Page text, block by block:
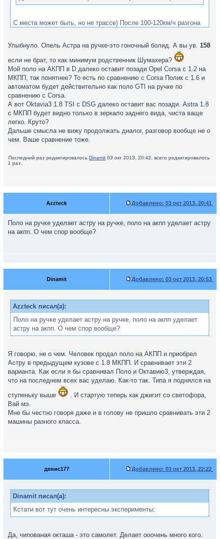
С места может быть, но не трассе) После 100-120км/ч разгона
Только поло с автоматом будет видно только в зеркало заднего
вида.
Улыбнуло. Опель Астра на ручке-это гоночный болид. А вы ув. 158
если не брат, то как минимум родственник Шумахера?
Мой поло на АКПП в D далеко оставит позади Opel Сorsa с 1.2 на
МКПП, так понятнее? То есть по сравнению с Сorsa Полик с 1.6 и
автоматом будет действительно как поло GTI на ручке по
сравнению с Сorsa.
А вот Oktavia3 1.8 TSI с DSG далеко оставит вас позади. Astra 1.8
с МКПП будет видно только в зеркало заднего вида, чиста ваще
легко. Круто?
Дальше смысла не вижу продолжать диалог, разговор вообще не о
чем. Ваше сравнение тоже.
Последний раз редактировалось Dinamit 03 окт 2013, 20:42, всего редактировалось
1 раз.
Azzteck Добавлено: 03 окт 2013, 20:41
Поло на ручке уделает астру на ручке, поло на акпп уделает астру
на акпп. О чем спор вообще?
Dinamit Добавлено: 03 окт 2013, 20:53
Azzteck писал(а):
Поло на ручке уделает астру на ручке, поло на акпп уделает
астру на акпп. О чем спор вообще?
Я говорю, не о чем. Человек продал поло на АКПП и приобрел
Астру в предыдущем кузове с 1.8 МКПП. И сравнивает эти 2
варианта. Как если я бы сравнивал Поло и Октавию3, утверждая,
что на последнем всех вас уделаю. Как-то так. Типа я поднялся на
ступеньку выше
. И стартую теперь как джигит со светофора,
Вай мэ.
Мне бы честно говоря даже и в голову не пришло сравнивать эти 2
машины разного класса.
денис177 Добавлено: 03 окт 2013, 22:22
Dinamit писал(а):
Кстати вот тут очень интересны эксперименты:
Да, чипованая окташа - это самолет. Делает ооочень много кого.